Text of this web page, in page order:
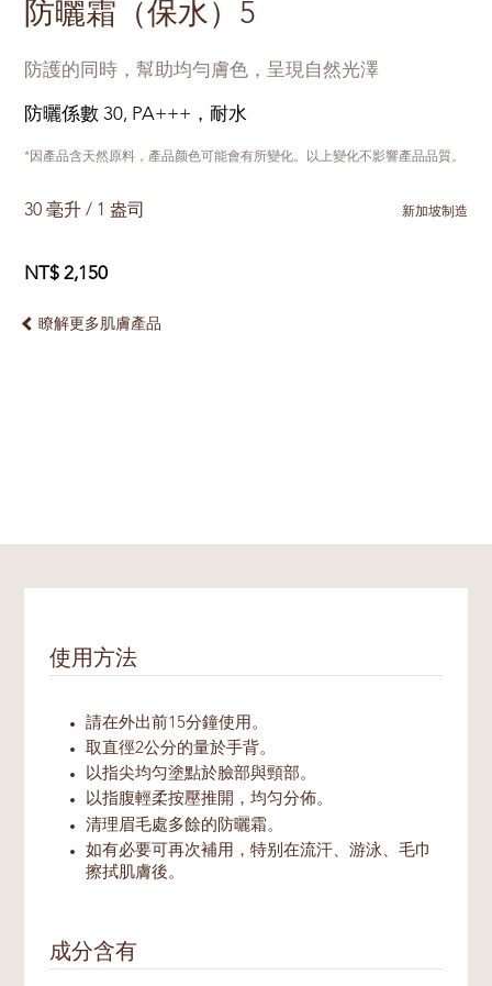
防曬霜（保水）5
防護的同時，幫助均勻膚色，呈現自然光澤
防曬係數 30, PA+++，耐水
*因產品含天然原料，產品颜色可能會有所變化。以上變化不影響產品品質。
30 毫升 / 1 盎司 新加坡制造
NT$ 2,150
瞭解更多肌膚產品
使用方法
請在外出前15分鐘使用。
取直徑2公分的量於手背。
以指尖均匀塗點於臉部與頸部。
以指腹輕柔按壓推開，均匀分佈。
清理眉毛處多餘的防曬霜。
如有必要可再次補用，特别在流汗、游泳、毛巾
擦拭肌膚後。
成分含有